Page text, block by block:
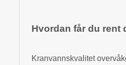
Hvordan får du rent
Kranvannskvalitet